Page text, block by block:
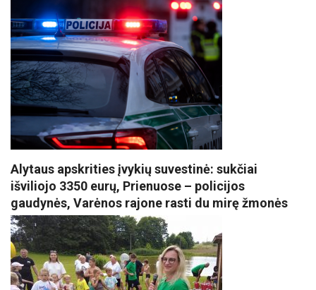
Alytaus apskrities įvykių suvestinė: sukčiai
išviliojo 3350 eurų, Prienuose – policijos
gaudynės, Varėnos rajone rasti du mirę žmonės